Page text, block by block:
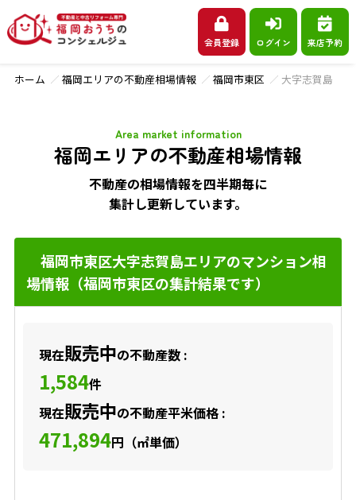
会員登録 ログイン 来店予約
ホーム 福岡エリアの不動産相場情報 福岡市東区 大字志賀島
福岡エリアの不動産相場情報
Area market information
不動産の相場情報を四半期毎に
集計し更新しています。
福岡市東区大字志賀島エリアのマンション相
場情報（福岡市東区の集計結果です）
現在販売中の不動産数 :
1,584件
現在販売中の不動産平米価格 :
471,894円（㎡単価）